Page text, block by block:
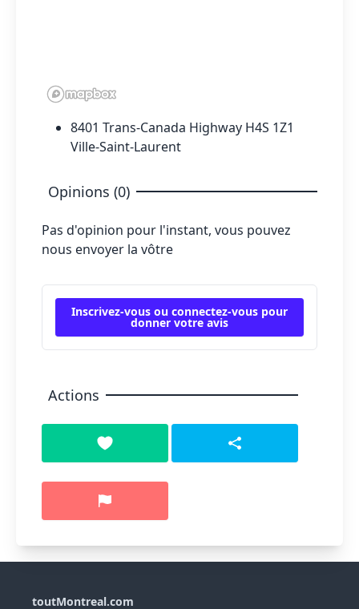
8401 Trans-Canada Highway H4S 1Z1
Ville-Saint-Laurent
Opinions (0)
Pas d'opinion pour l'instant, vous pouvez
nous envoyer la vôtre
Inscrivez-vous ou connectez-vous pour
donner votre avis
Actions
toutMontreal.com